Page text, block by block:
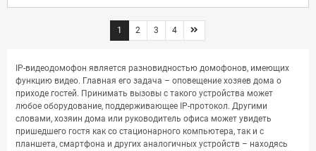
1 2 3 4
IP-видеодомофон является разновидностью домофонов, имеющих
функцию видео. Главная его задача – оповещение хозяев дома о
приходе гостей. Принимать вызовы с такого устройства может
любое оборудование, поддерживающее IP-протокол. Другими
словами, хозяин дома или руководитель офиса может увидеть
пришедшего гостя как со стационарного компьютера, так и с
планшета, смартфона и других аналогичных устройств – находясь